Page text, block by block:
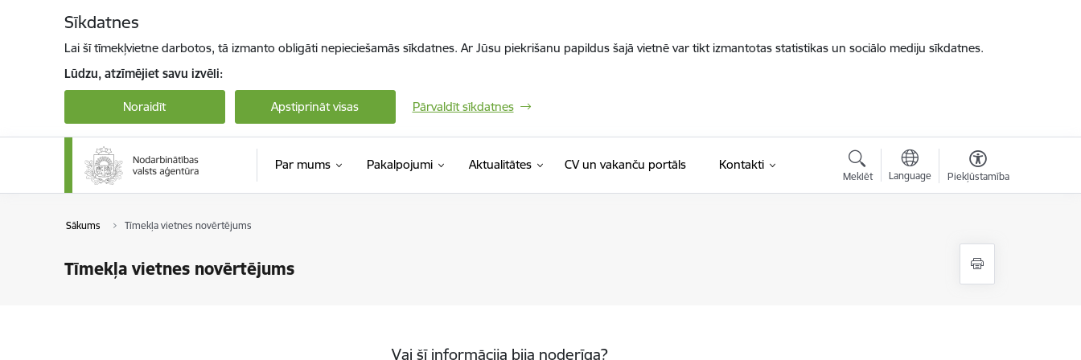
Sīkdatnes
Lai šī tīmekļvietne darbotos, tā izmanto obligāti nepieciešamās sīkdatnes. Ar Jūsu piekrišanu papildus šajā vietnē var tikt izmantotas statistikas un sociālo mediju sīkdatnes.
Lūdzu, atzīmējiet savu izvēli:
Noraidīt Apstiprināt visas Pārvaldīt sīkdatnes
Par mums Pakalpojumi Aktualitātes CV un vakanču portāls(Ārējā saite)
Kontakti
Meklēt Language Piekļūstamība
Sākums Tīmekļa vietnes novērtējums
Tīmekļa vietnes novērtējums
Vai šī informācija bija noderīga?